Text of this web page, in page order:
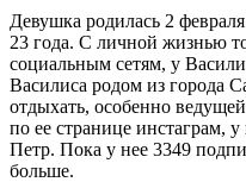
Девушка родилась 2
23 года. С личной жизнью
социальным сетям, у
Василиса родом из города
отдыхать, особенно
по ее странице инстаграм, у
Петр. Пока у нее 3349
больше.